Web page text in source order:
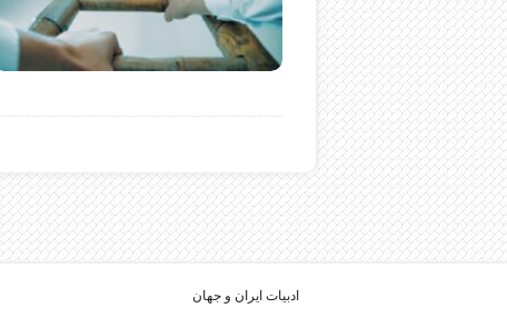
ادبیات ایران و جهان